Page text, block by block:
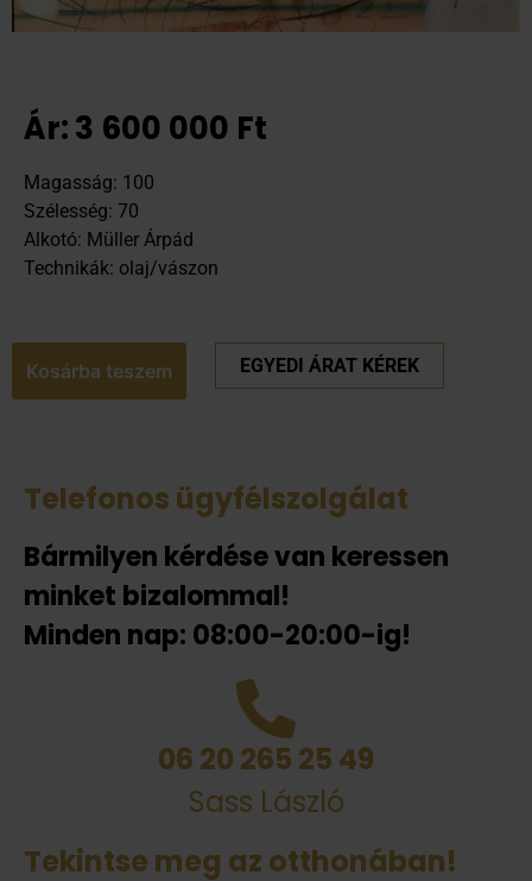
Ár:3 600 000 Ft
Magasság: 100
Szélesség: 70
Alkotó: Müller Árpád
Technikák: olaj/vászon
Kosárba teszem EGYEDI ÁRAT KÉREK
Telefonos ügyfélszolgálat
Bármilyen kérdése van keressen
minket bizalommal!
Minden nap: 08:00-20:00-ig!
06 20 265 25 49
Sass László
Tekintse meg az otthonában!